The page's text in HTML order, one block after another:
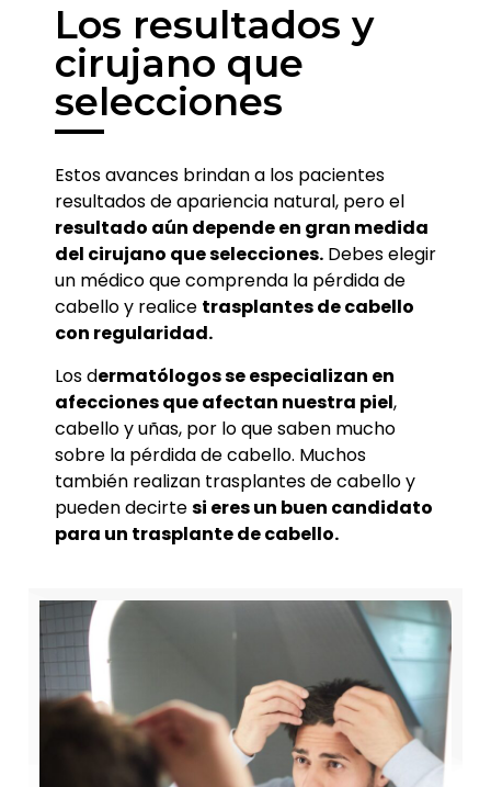
Los resultados y
cirujano que
selecciones
Estos avances brindan a los pacientes
resultados de apariencia natural, pero el
resultado aún depende en gran medida
del cirujano que selecciones. Debes elegir
un médico que comprenda la pérdida de
cabello y realice trasplantes de cabello
con regularidad.
Los dermatólogos se especializan en
afecciones que afectan nuestra piel,
cabello y uñas, por lo que saben mucho
sobre la pérdida de cabello. Muchos
también realizan trasplantes de cabello y
pueden decirtesi eres un buen candidato
para un trasplante de cabello.